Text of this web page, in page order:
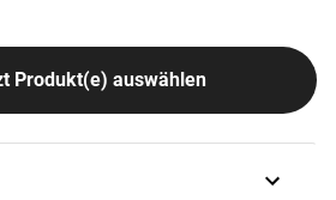
Produkt(e) auswählen